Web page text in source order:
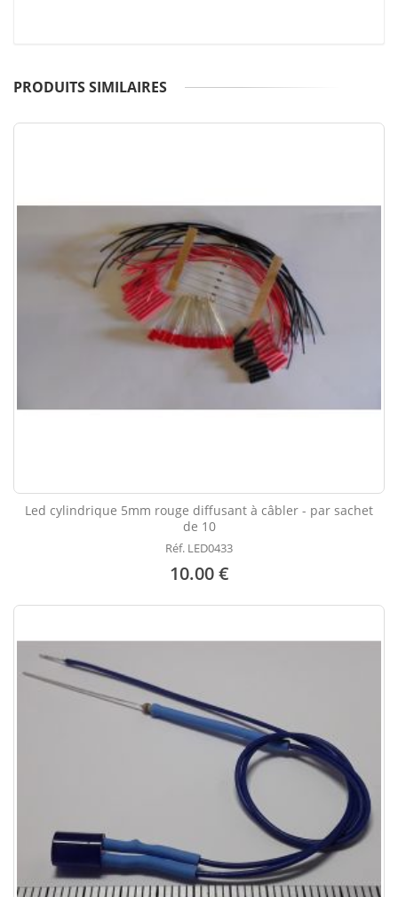
PRODUITS SIMILAIRES
Led cylindrique 5mm rouge diffusant à câbler - par sachet
de 10
Réf. LED0433
10.00 €